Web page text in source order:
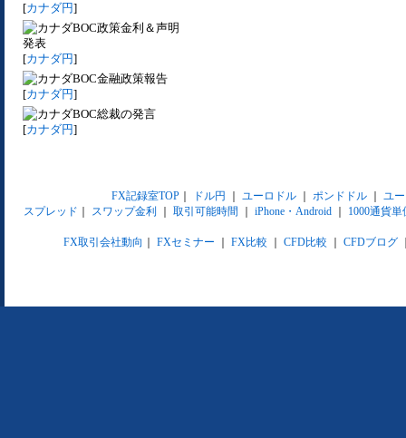
[カナダ円]
BOC政策金利＆声明
発表
[カナダ円]
BOC金融政策報告
[カナダ円]
BOC総裁の発言
[カナダ円]
FX記録室TOP｜ ドル円 ユーロドル｜ ポンドドル｜ ユ
スプレッド
スワップ金利 取引可能時間 iPhone・Android 1000通貨単
FX取引会社動向 FXセミナー FX比較 CFD比較 CFDブログ